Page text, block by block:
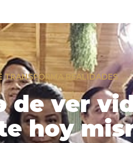
TRANSFORMA REALIDADES
de ver
hoy